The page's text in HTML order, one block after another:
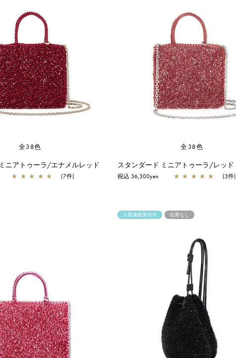
全38色
ニアトゥーラ/エナメルレッド
★ ★ ★ ★ ★ (7件)
全38色
スタンダード ミニアトゥーラ/レッド
税込 36,300yen ★ ★ ★ ★ ★ (3件)
入荷連絡受付中 在庫なし